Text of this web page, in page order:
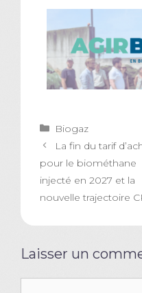
Catégories
Biogaz
La fin du tarif
pour le biométhane
injecté en 2027 et la
nouvelle trajectoire
Laisser un